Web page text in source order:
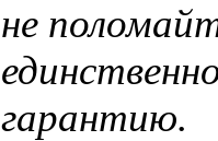
не
гарантию.